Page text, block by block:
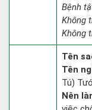
Bệnh
Không
Không
Tên
Tên
Tú)
Nên